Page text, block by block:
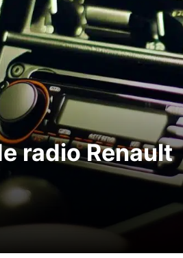
radio Renault